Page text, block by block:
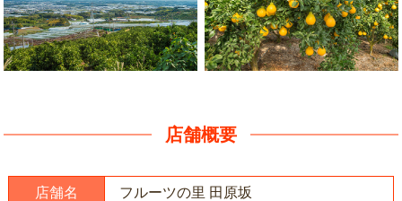
店舗概要
店舗名 フルーツの里 田原坂